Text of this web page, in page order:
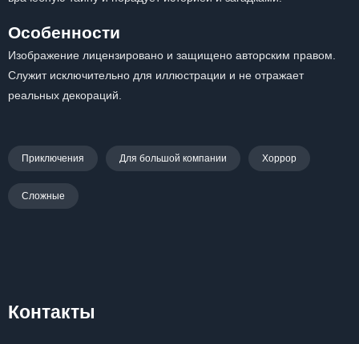
Особенности
Изображение лицензировано и защищено авторским правом.
Служит исключительно для иллюстрации и не отражает
реальных декораций.
Приключения Для большой компании Хоррор
Сложные
Контакты